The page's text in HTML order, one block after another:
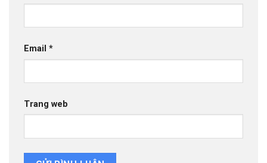
Email *
Trang web